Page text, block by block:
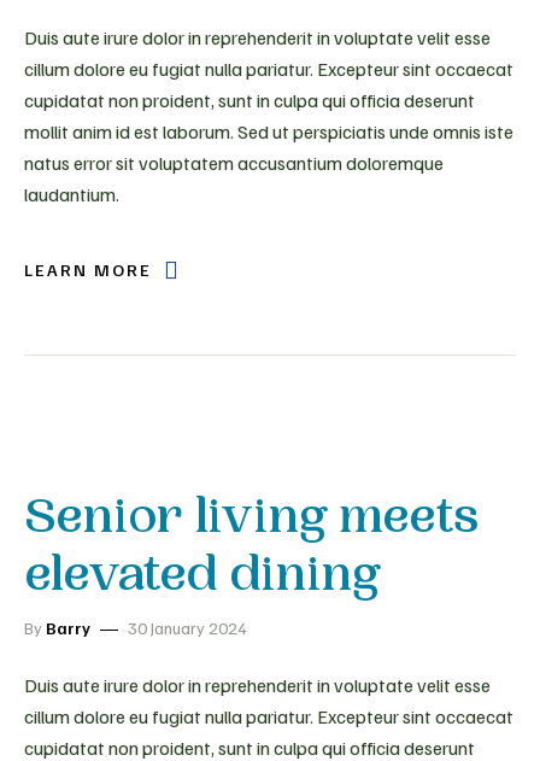
Duis aute irure dolor in reprehenderit in voluptate velit esse
cillum dolore eu fugiat nulla pariatur. Excepteur sint occaecat
cupidatat non proident, sunt in culpa qui officia deserunt
mollit anim id est laborum. Sed ut perspiciatis unde omnis iste
natus error sit voluptatem accusantium doloremque
laudantium.
LEARN MORE
Senior living meets
elevated dining
By Barry 30 January 2024
Duis aute irure dolor in reprehenderit in voluptate velit esse
cillum dolore eu fugiat nulla pariatur. Excepteur sint occaecat
cupidatat non proident, sunt in culpa qui officia deserunt